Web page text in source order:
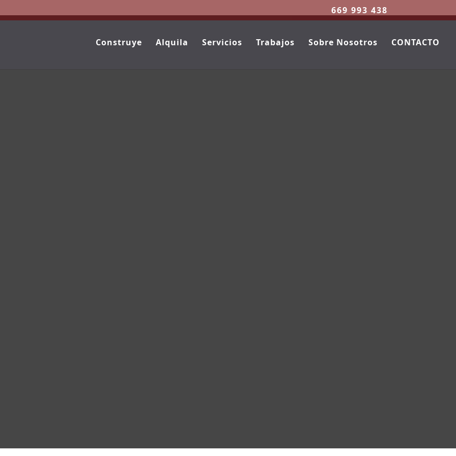
669 993 438
Construye Alquila Servicios Trabajos Sobre Nosotros CONTACTO